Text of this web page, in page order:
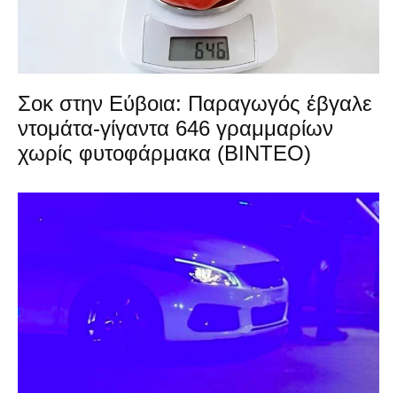
Σοκ στην Εύβοια: Παραγωγός έβγαλε
ντομάτα-γίγαντα 646 γραμμαρίων
χωρίς φυτοφάρμακα (ΒΙΝΤΕΟ)